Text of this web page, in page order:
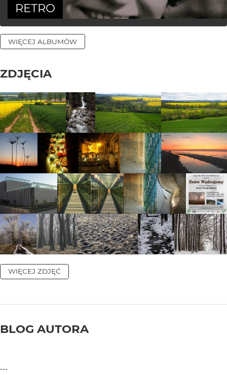
RETRO
WIĘCEJ ALBUMÓW
ZDJĘCIA
WIĘCEJ ZDJĘĆ
BLOG AUTORA
...